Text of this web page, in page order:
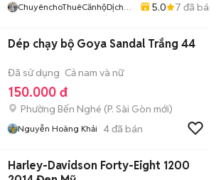
ChuyênchoThuêCănhộDịchvụ
5.0 7 đã bán
Dép chạy bộ Goya Sandal Trắng 44
Đã sử dụng Cả nam và nữ
150.000 đ
Phường Bến Nghé (P. Sài Gòn mới)
Nguyễn Hoàng Khải 4đã bán
Harley-Davidson Forty-Eight 1200